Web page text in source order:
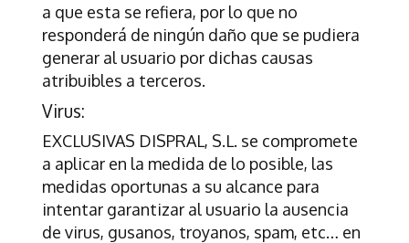
a que esta se refiera, por lo que no
responderá de ningún daño que se pudiera
generar al usuario por dichas causas
atribuibles a terceros.
Virus:
EXCLUSIVAS DISPRAL, S.L. se compromete
a aplicar en la medida de lo posible, las
medidas oportunas a su alcance para
intentar garantizar al usuario la ausencia
de virus, gusanos, troyanos, spam, etc… en